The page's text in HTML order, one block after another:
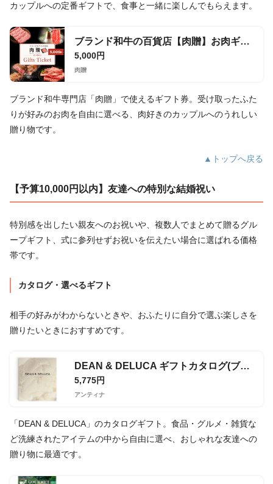
カップルへの定番ギフトで、食事と一緒に楽しんでもらえます。
ブランド和牛の百貨店【肉贈】お肉ギフト券 5,000円
5,000円
肉贈
ブランド和牛専門店「肉贈」で使えるギフト券。受け取ったふた
りが好みのお肉を自由に選べる、肉好きのカップルへのうれしい
贈り物です。
▲トップへ戻る
【予算10,000円以内】友達への特別な結婚祝い
特別感を出したい親友へのお祝いや、複数人でまとめて贈るグル
ープギフト、式に参列せずお祝いを伝えたい場合に選ばれる価格
帯です。
カタログ・選べるギフト
相手の好みがわからないときや、おふたりに自分で選ぶ楽しさを
贈りたいときにおすすめです。
DEAN & DELUCA ギフトカタログ(ブックタイプ) IVORY
5,775円
アンティナ
「DEAN & DELUCA」のカタログギフト。食品・グルメ・雑貨な
ど洗練されたアイテムの中から自由に選べ、おしゃれな友達への
贈り物に最適です。